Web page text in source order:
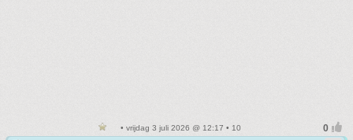
• vrijdag 3 juli 2026 @ 12:17 • 10